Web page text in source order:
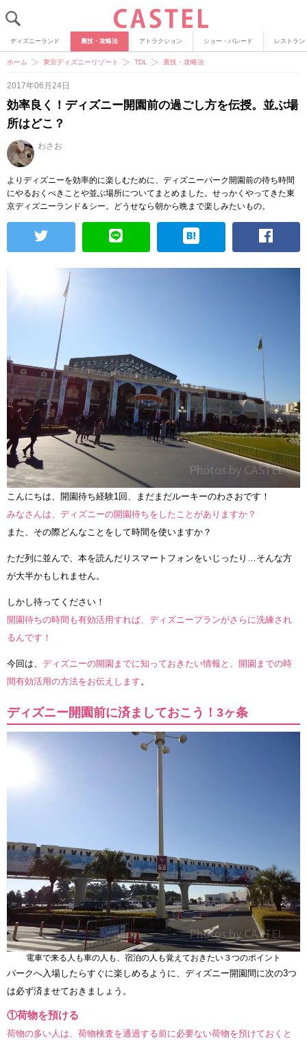
ディズニーランド 裏技・攻略法 アトラクション ショー・パレード レストラン
ホーム 東京ディズニーリゾート TDL 裏技・攻略法
2017年06月24日
効率良く！ディズニー開園前の過ごし方を伝授。並ぶ場
所はどこ？
わさお
よりディズニーを効率的に楽しむために、ディズニーパーク開園前の待ち時間
にやるおくべきことや並ぶ場所についてまとめました。せっかくやってきた東
京ディズニーランド＆シー。どうせなら朝から晩まで楽しみたいもの。
こんにちは、開園待ち経験1回、まだまだルーキーのわさおです！
みなさんは、ディズニーの開園待ちをしたことがありますか？
また、その際どんなことをして時間を使いますか？
ただ列に並んで、本を読んだりスマートフォンをいじったり…そんな方
が大半かもしれません。
しかし待ってください！
開園待ちの時間も有効活用すれば、ディズニープランがさらに洗練され
るんです！
今回は、 ディズニーの開園までに知っておきたい情報と、開園までの時
間有効活用の方法をお伝えします 。
ディズニー開園前に済ましておこう！3ヶ条
電車で来る人も車の人も、宿泊の人も覚えておきたい３つのポイント
パークへ入場したらすぐに楽しめるように、ディズニー開園間に次の3つ
は必ず済ませておきましょう。
①荷物を預ける
荷物の多い人は、荷物検査を通過する前に必要ない荷物を預けておくと